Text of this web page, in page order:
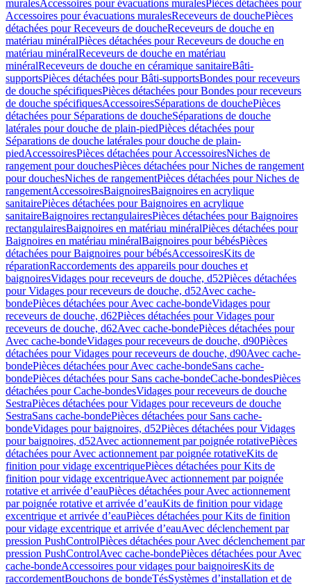
muralesAccessoires pour évacuations muralesPièces détachées pour
Accessoires pour évacuations muralesReceveurs de douchePièces
détachées pour Receveurs de doucheReceveurs de douche en
matériau minéralPièces détachées pour Receveurs de douche en
matériau minéralReceveurs de douche en matériau
minéralReceveurs de douche en céramique sanitaireBâti-
supportsPièces détachées pour Bâti-supportsBondes pour receveurs
de douche spécifiquesPièces détachées pour Bondes pour receveurs
de douche spécifiquesAccessoiresSéparations de douchePièces
détachées pour Séparations de doucheSéparations de douche
latérales pour douche de plain-piedPièces détachées pour
Séparations de douche latérales pour douche de plain-
piedAccessoiresPièces détachées pour AccessoiresNiches de
rangement pour douchesPièces détachées pour Niches de rangement
pour douchesNiches de rangementPièces détachées pour Niches de
rangementAccessoiresBaignoiresBaignoires en acrylique
sanitairePièces détachées pour Baignoires en acrylique
sanitaireBaignoires rectangulairesPièces détachées pour Baignoires
rectangulairesBaignoires en matériau minéralPièces détachées pour
Baignoires en matériau minéralBaignoires pour bébésPièces
détachées pour Baignoires pour bébésAccessoiresKits de
réparationRaccordements des appareils pour douches et
baignoiresVidages pour receveurs de douche, d52Pièces détachées
pour Vidages pour receveurs de douche, d52Avec cache-
bondePièces détachées pour Avec cache-bondeVidages pour
receveurs de douche, d62Pièces détachées pour Vidages pour
receveurs de douche, d62Avec cache-bondePièces détachées pour
Avec cache-bondeVidages pour receveurs de douche, d90Pièces
détachées pour Vidages pour receveurs de douche, d90Avec cache-
bondePièces détachées pour Avec cache-bondeSans cache-
bondePièces détachées pour Sans cache-bondeCache-bondesPièces
détachées pour Cache-bondesVidages pour receveurs de douche
SestraPièces détachées pour Vidages pour receveurs de douche
SestraSans cache-bondePièces détachées pour Sans cache-
bondeVidages pour baignoires, d52Pièces détachées pour Vidages
pour baignoires, d52Avec actionnement par poignée rotativePièces
détachées pour Avec actionnement par poignée rotativeKits de
finition pour vidage excentriquePièces détachées pour Kits de
finition pour vidage excentriqueAvec actionnement par poignée
rotative et arrivée d’eauPièces détachées pour Avec actionnement
par poignée rotative et arrivée d’eauKits de finition pour vidage
excentrique et arrivée d’eauPièces détachées pour Kits de finition
pour vidage excentrique et arrivée d’eauAvec déclenchement par
pression PushControlPièces détachées pour Avec déclenchement par
pression PushControlAvec cache-bondePièces détachées pour Avec
cache-bondeAccessoires pour vidages pour baignoiresKits de
raccordementBouchons de bondeTésSystèmes d’installation et de